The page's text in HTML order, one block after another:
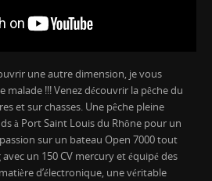
une autre dimension, je vous
malade !!! Venez découvrir la pêche du
et sur chasses. Une pêche pleine
à Port Saint Louis du Rhône pour un
sur un bateau Open 7000 tout
un 150 CV mercury et équipé des
d’électronique, une véritable